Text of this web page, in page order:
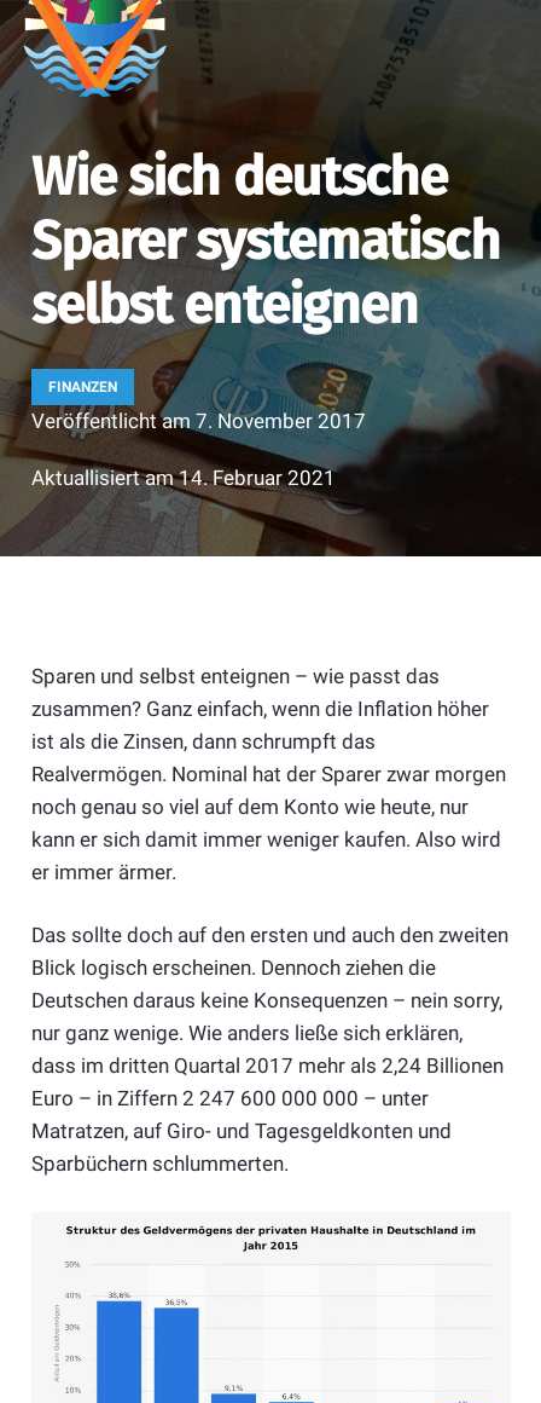
Wie sich deutsche
Sparer systematisch
selbst enteignen
FINANZEN
Veröffentlicht am 7. November 2017
Aktuallisiert am14. Februar 2021
Sparen und selbst enteignen – wie passt das
zusammen? Ganz einfach, wenn die Inflation höher
ist als die Zinsen, dann schrumpft das
Realvermögen. Nominal hat der Sparer zwar morgen
noch genau so viel auf dem Konto wie heute, nur
kann er sich damit immer weniger kaufen. Also wird
er immer ärmer.
Das sollte doch auf den ersten und auch den zweiten
Blick logisch erscheinen. Dennoch ziehen die
Deutschen daraus keine Konsequenzen – nein sorry,
nur ganz wenige. Wie anders ließe sich erklären,
dass im dritten Quartal 2017 mehr als 2,24 Billionen
Euro – in Ziffern 2 247 600 000 000 – unter
Matratzen, auf Giro- und Tagesgeldkonten und
Sparbüchern schlummerten.